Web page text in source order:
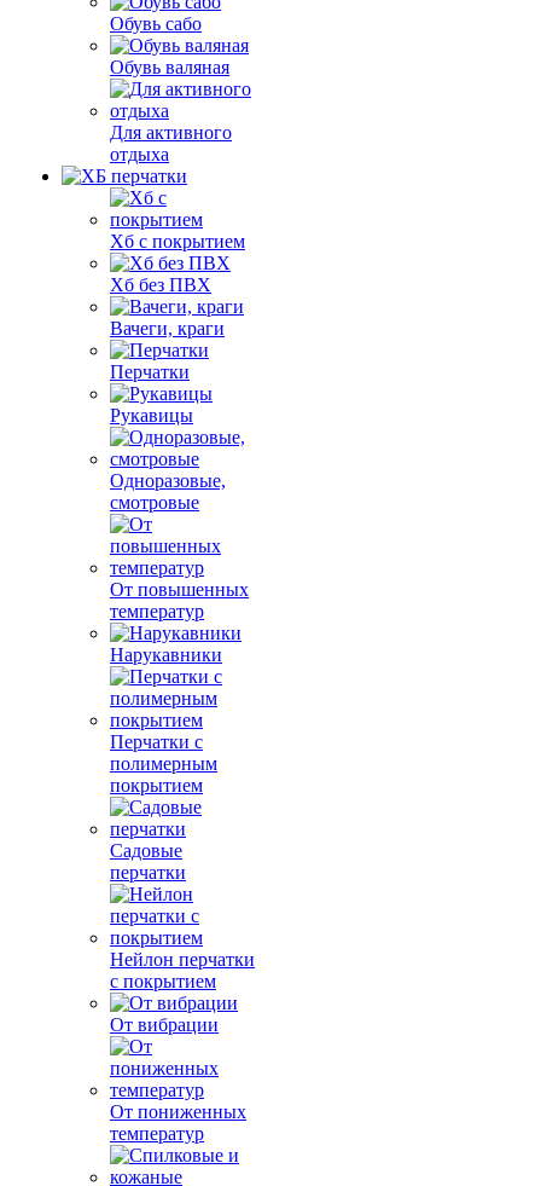
Обувь сабо
Обувь валяная
Для активного
отдыха
Хб с покрытием
Хб без ПВХ
Вачеги, краги
Перчатки
Рукавицы
Одноразовые,
смотровые
От повышенных
температур
Нарукавники
Перчатки с
полимерным
покрытием
Садовые
перчатки
Нейлон перчатки
с покрытием
От вибрации
От пониженных
температур